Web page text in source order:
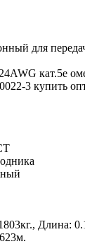
для
Длина: